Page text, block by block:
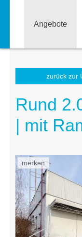
Angebote
zurück zur
Rund
| mit
merken